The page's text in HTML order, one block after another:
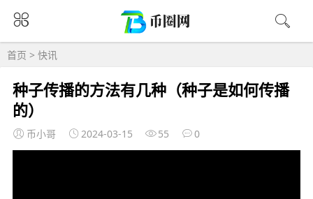
首页 > 快讯
种子传播的方法有几种（种子是如何传播
的）
币小哥 2024-03-15 55 0